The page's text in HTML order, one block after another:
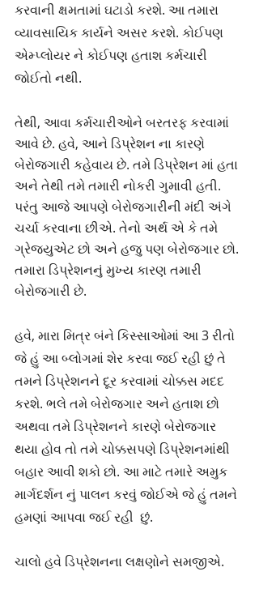
કરવાની ક્ષમતામાં ઘટાડો કરશે. આ તમારા
વ્યાવસાયિક કાર્યને અસર કરશે. કોઈપણ
એમ્પ્લોયર ને કોઈપણ હતાશ કર્મચારી
જોઈતો નથી.
તેથી, આવા કર્મચારીઓને બરતરફ કરવામાં
આવે છે. હવે, આને ડિપ્રેશન ના કારણે
બેરોજગારી કહેવાય છે. તમે ડિપ્રેશન માં હતા
અને તેથી તમે તમારી નોકરી ગુમાવી હતી.
પરંતુ આજે આપણે બેરોજગારીની મંદી અંગે
ચર્ચા કરવાના છીએ. તેનો અર્થ એ કે તમે
ગ્રેજ્યુએટ છો અને હજુ પણ બેરોજગાર છો.
તમારા ડિપ્રેશનનું મુખ્ય કારણ તમારી
બેરોજગારી છે.
હવે, મારા મિત્ર બંને કિસ્સાઓમાં આ 3 રીતો
જે હું આ બ્લોગમાં શેર કરવા જઈ રહી છું તે
તમને ડિપ્રેશનને દૂર કરવામાં ચોક્કસ મદદ
કરશે. ભલે તમે બેરોજગાર અને હતાશ છો
અથવા તમે ડિપ્રેશનને કારણે બેરોજગાર
થયા હોવ તો તમે ચોક્કસપણે ડિપ્રેશનમાંથી
બહાર આવી શકો છો. આ માટે તમારે અમુક
માર્ગદર્શન નું પાલન કરવું જોઈએ જે હું તમને
હમણાં આપવા જઈ રહી  છું.
ચાલો હવે ડિપ્રેશનના લક્ષણોને સમજીએ.